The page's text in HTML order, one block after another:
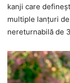
kanji care
multiple lanțuri
nereturnabilă de